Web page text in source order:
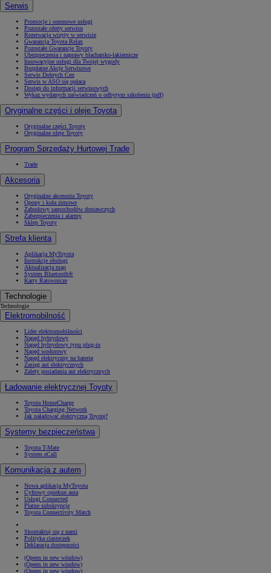
Serwis
Promocje i sezonowe usługi
Pozostałe oferty serwisu
Rezerwacja wizyty w serwisie
Gwarancja Toyota Relax
Pozostałe Gwarancje Toyoty
Ubezpieczenia i naprawy blacharsko-lakiernicze
Innowacyjne usługi dla Twojej wygody
Bezpłatne Akcje Serwisowe
Serwis Dobrych Cen
Serwis w ASO się opłaca
Dostęp do informacji serwisowych
Wykaz wydanych zaświadczeń o odbytym szkoleniu (pdf)
Oryginalne części i oleje Toyota
Oryginalne części Toyoty
Oryginalne oleje Toyoty
Program Sprzedaży Hurtowej Trade
Trade
Akcesoria
Oryginalne akcesoria Toyoty
Opony i koła zimowe
Zabudowy samochodów dostawczych
Zabezpieczenia i alarmy
Sklep Toyoty
Strefa klienta
Aplikacja MyToyota
Instrukcje obsługi
Aktualizacja map
System Bluetooth®
Karty Ratownicze
Technologie
Technologie
Elektromobilność
Lider elektromobilności
Napęd hybrydowy
Napęd hybrydowy typu plug-in
Napęd wodorowy
Napęd elektryczny na baterię
Zasięg aut elektrycznych
Zalety posiadania aut elektrycznych
Ładowanie elektrycznej Toyoty
Toyota HomeCharge
Toyota Charging Network
Jak naładować elektryczną Toyotę?
Systemy bezpieczeństwa
Toyota T-Mate
System eCall
Komunikacja z autem
Nowa aplikacja MyToyota
Cyfrowy opiekun auta
Usługi Connected
Płatne subskrypcje
Toyota Connectivity Match
Skontaktuj się z nami
Polityka ciasteczek
Deklaracja dostępności
(Opens in new window)
(Opens in new window)
(Opens in new window)